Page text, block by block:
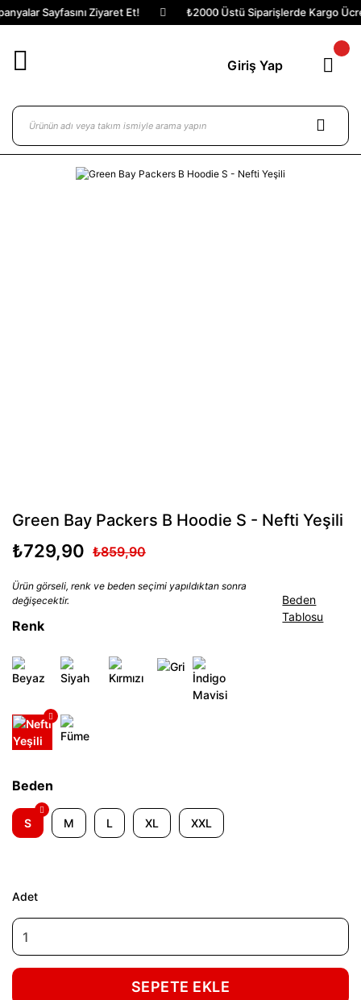
Sayfasını Ziyaret Et! ₺2000 Üstü Siparişlerde Kargo
Giriş Yap
Green Bay Packers B Hoodie S - Nefti Yeşili
₺729,90 ₺859,90
Ürün görseli, renk ve beden seçimi yapıldıktan sonra
değişecektir.
Renk
Beden
S M L XL XXL
Beden
Tablosu
Adet
SEPETE EKLE